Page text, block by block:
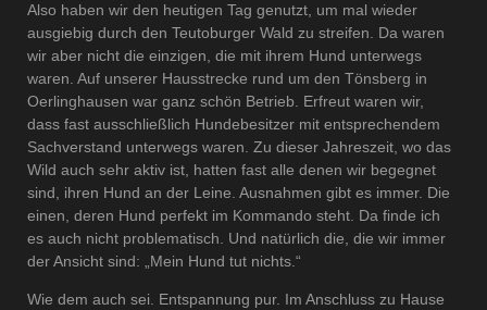
Also haben wir den heutigen Tag genutzt, um mal wieder
ausgiebig durch den Teutoburger Wald zu streifen. Da waren
wir aber nicht die einzigen, die mit ihrem Hund unterwegs
waren. Auf unserer Hausstrecke rund um den Tönsberg in
Oerlinghausen war ganz schön Betrieb. Erfreut waren wir,
dass fast ausschließlich Hundebesitzer mit entsprechendem
Sachverstand unterwegs waren. Zu dieser Jahreszeit, wo das
Wild auch sehr aktiv ist, hatten fast alle denen wir begegnet
sind, ihren Hund an der Leine. Ausnahmen gibt es immer. Die
einen, deren Hund perfekt im Kommando steht. Da finde ich
es auch nicht problematisch. Und natürlich die, die wir immer
der Ansicht sind: „Mein Hund tut nichts.“
Wie dem auch sei. Entspannung pur. Im Anschluss zu Hause